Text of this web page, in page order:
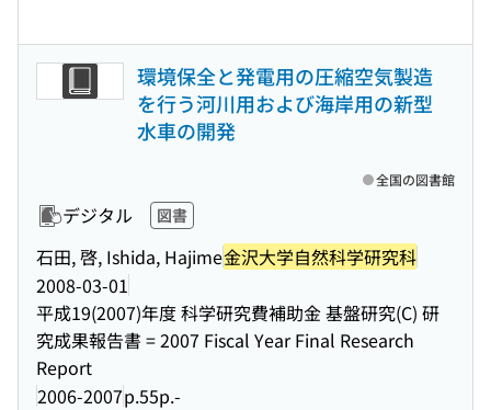
環境保全と発電用の圧縮空気製造
を行う河川用および海岸用の新型
水車の開発
デジタル 図書
石田, 啓, Ishida, Hajime金沢大学自然科学研究科
2008-03-01
平成19(2007)年度 科学研究費補助金 基盤研究(C) 研
究成果報告書 = 2007 Fiscal Year Final Research
Report
2006-2007p.55p.-
全国の図書館